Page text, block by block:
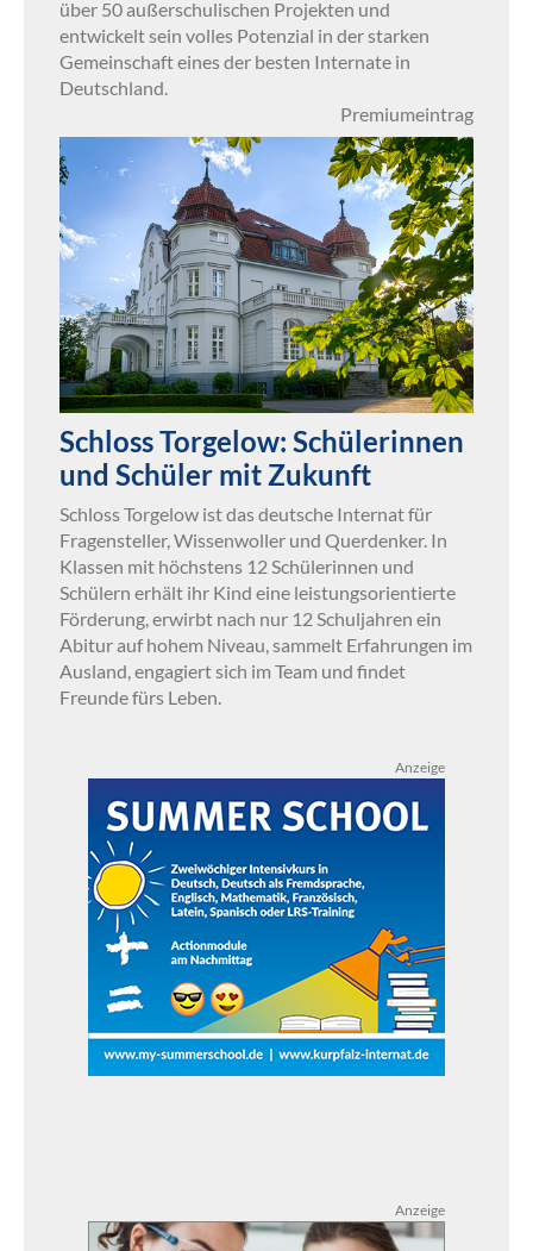
über 50 außerschulischen Projekten und
entwickelt sein volles Potenzial in der starken
Gemeinschaft eines der besten Internate in
Deutschland.
Premiumeintrag
Schloss Torgelow: Schülerinnen
und Schüler mit Zukunft
Schloss Torgelow ist das deutsche Internat für
Fragensteller, Wissenwoller und Querdenker. In
Klassen mit höchstens 12 Schülerinnen und
Schülern erhält ihr Kind eine leistungsorientierte
Förderung, erwirbt nach nur 12 Schuljahren ein
Abitur auf hohem Niveau, sammelt Erfahrungen im
Ausland, engagiert sich im Team und findet
Freunde fürs Leben.
Anzeige
Anzeige